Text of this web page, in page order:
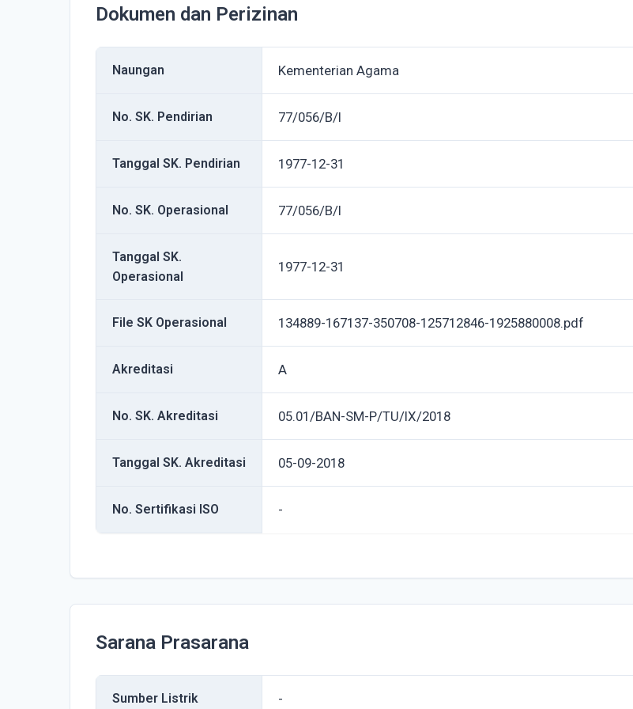
Dokumen dan Perizinan
Naungan Kementerian Agama
No. SK. Pendirian 77/056/B/I
Tanggal SK. Pendirian 1977-12-31
No. SK. Operasional 77/056/B/I
Tanggal SK.
Operasional
1977-12-31
File SK Operasional 134889-167137-350708-125712846-1925880008.pdf
Akreditasi A
No. SK. Akreditasi 05.01/BAN-SM-P/TU/IX/2018
Tanggal SK. Akreditasi 05-09-2018
No. Sertifikasi ISO -
Sarana Prasarana
Sumber Listrik -